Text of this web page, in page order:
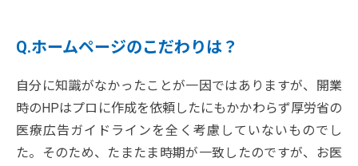
Q.ホームページのこだわりは？
自分に知識がなかったことが一因ではありますが、開業
時のHPはプロに作成を依頼したにもかかわらず厚労省の
医療広告ガイドラインを全く考慮していないものでし
た。そのため、たまたま時期が一致したのですが、お医